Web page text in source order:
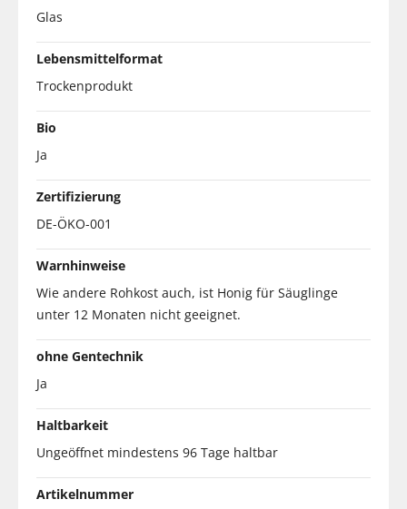
Glas
Lebensmittelformat
Trockenprodukt
Bio
Ja
Zertifizierung
DE-ÖKO-001
Warnhinweise
Wie andere Rohkost auch, ist Honig für Säuglinge
unter 12 Monaten nicht geeignet.
ohne Gentechnik
Ja
Haltbarkeit
Ungeöffnet mindestens 96 Tage haltbar
Artikelnummer